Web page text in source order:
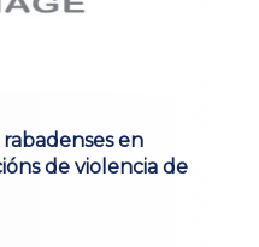
en
de violencia de